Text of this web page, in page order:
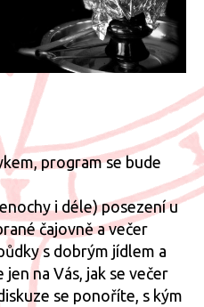
program se bude
i déle) posezení u
čajovně a večer
s dobrým jídlem a
na Vás, jak se večer
se ponoříte, s kým